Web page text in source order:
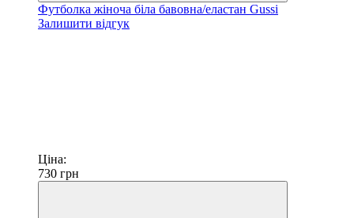
Футболка жіноча біла бавовна/еластан Gussi
Залишити відгук
Ціна:
730 грн